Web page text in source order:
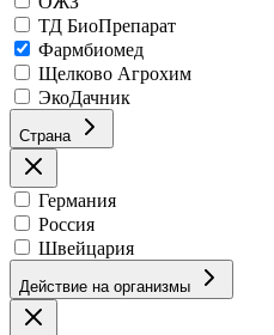
ТД БиоПрепарат
Фармбиомед
Щелково Агрохим
ЭкоДачник
Страна
Германия
Россия
Швейцария
Действие на организмы